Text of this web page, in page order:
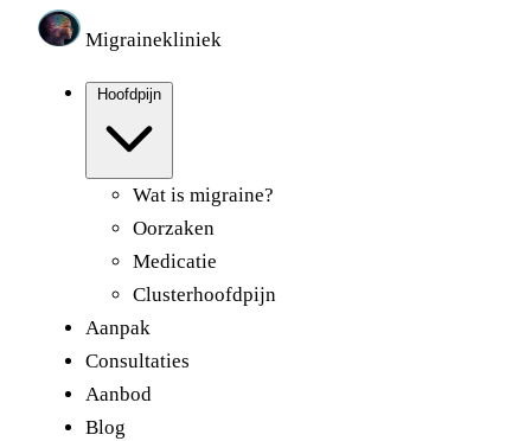
Migrainekliniek
Wat is migraine?
Oorzaken
Medicatie
Clusterhoofdpijn
Aanpak
Consultaties
Aanbod
Blog